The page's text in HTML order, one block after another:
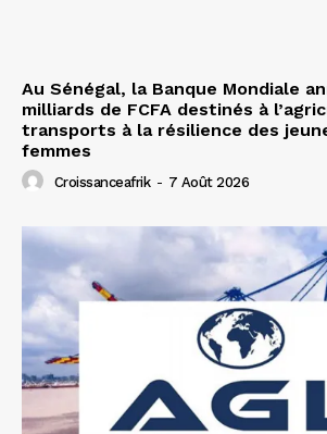
Au Sénégal, la Banque Mondiale
milliards de FCFA destinés à
transports à la résilience des
femmes
Croissanceafrik - 7 Août 2026